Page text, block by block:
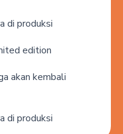
di produksi
edition
akan kembali
di produksi